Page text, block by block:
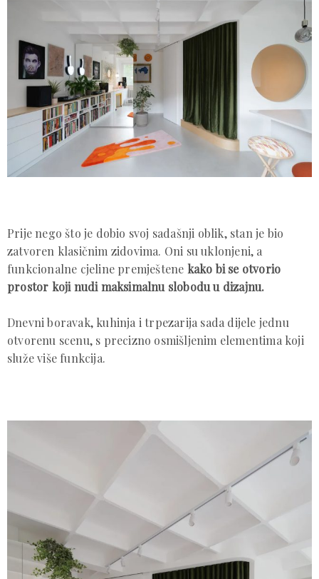
Prije nego što je dobio svoj sadašnji oblik, stan je bio
zatvoren klasičnim zidovima. Oni su uklonjeni, a
funkcionalne cjeline premještene kako bi se otvorio
prostor koji nudi maksimalnu slobodu u dizajnu.
Dnevni boravak, kuhinja i trpezarija sada dijele jednu
otvorenu scenu, s precizno osmišljenim elementima koji
služe više funkcija.